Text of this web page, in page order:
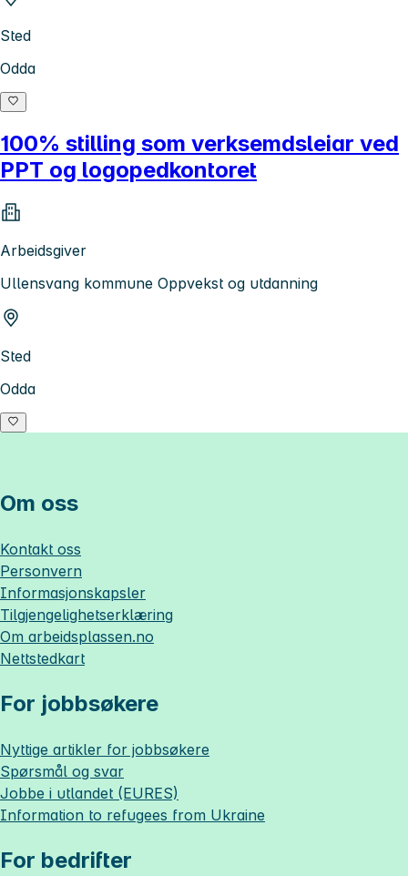
Sted
Odda
100% stilling som verksemdsleiar ved
PPT og logopedkontoret
Arbeidsgiver
Ullensvang kommune Oppvekst og utdanning
Sted
Odda
Om oss
Kontakt oss
Personvern
Informasjonskapsler
Tilgjengelighetserklæring
Om arbeidsplassen.no
Nettstedkart
For jobbsøkere
Nyttige artikler for jobbsøkere
Spørsmål og svar
Jobbe i utlandet (EURES)
Information to refugees from Ukraine
For bedrifter